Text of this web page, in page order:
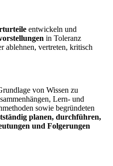
entwickeln und
in Toleranz
ablehnen, vertreten, kritisch
von Wissen zu
Lern- und
sowie begründeten
planen, durchführen,
und Folgerungen